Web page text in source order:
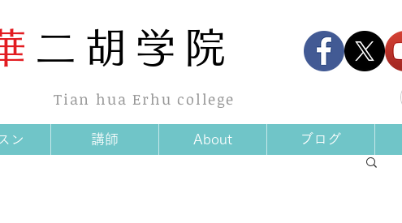
二胡学院
Tian hua Erhu college
ン 講師 About ブログ